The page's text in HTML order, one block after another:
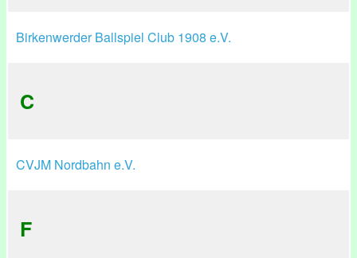
Birkenwerder Ballspiel Club 1908 e.V.
C
CVJM Nordbahn e.V.
F